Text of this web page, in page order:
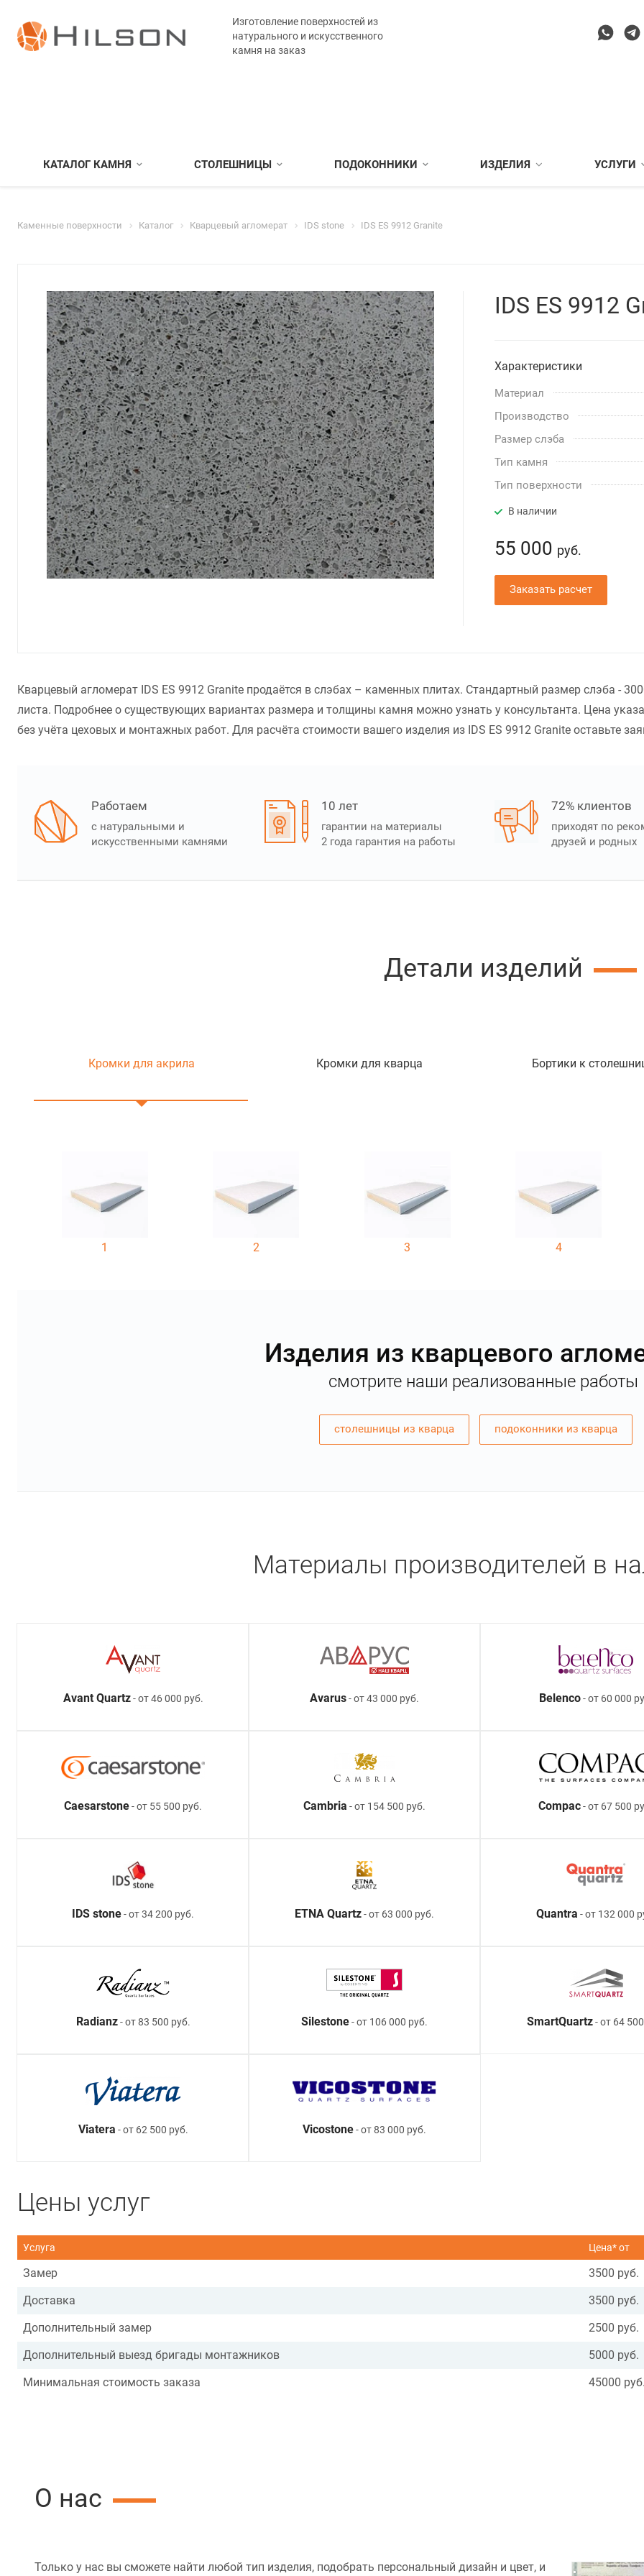
Изготовление поверхностей из
натурального и искусственного
камня на заказ
КАТАЛОГ КАМНЯ СТОЛЕШНИЦЫ ПОДОКОННИКИ ИЗДЕЛИЯ УСЛУГИ
Каменные поверхности Каталог Кварцевый агломерат IDS stone IDS ES 9912 Granite
IDS ES 9912
Характеристики
Материал
Производство
Размер слэба
Тип камня
Тип поверхности
В наличии
55 000 руб.
Заказать расчет
Кварцевый агломерат IDS ES 9912 Granite продаётся в слэбах – каменных плитах. Стандартный размер слэба -
листа. Подробнее о существующих вариантах размера и толщины камня можно узнать у консультанта. Цена
без учёта цеховых и монтажных работ. Для расчёта стоимости вашего изделия из IDS ES 9912 Granite оставьте
Работаем
с натуральными и
искусственными камнями
10 лет
гарантии на материалы
2 года гарантия на работы
72% клиентов
приходят по
друзей и родных
Детали изделий
Кромки для акрила Кромки для кварца Бортики к
1 2 3 4
Изделия из кварцевого
смотрите наши реализованные работы
столешницы из кварца подоконники из кварца
Материалы производителей в
Avant Quartz- от 46 000 руб. Avarus- от 43 000 руб. Belenco- от 60 000
Caesarstone- от 55 500 руб. Cambria - от 154 500 руб. Compac- от 67 500
IDS stone- от 34 200 руб. ETNA Quartz- от 63 000 руб. Quantra - от 132 000
Radianz- от 83 500 руб. Silestone- от 106 000 руб. SmartQuartz- от 64
Viatera - от 62 500 руб. Vicostone- от 83 000 руб.
Цены услуг
Услуга Цена* от
Замер 3500 руб.
Доставка
3500 руб.
Дополнительный замер
2500 руб.
Дополнительный выезд бригады монтажников
5000 руб.
Минимальная стоимость заказа
45000 руб.
О нас
Только у нас вы сможете найти любой тип изделия, подобрать персональный дизайн и цвет, и